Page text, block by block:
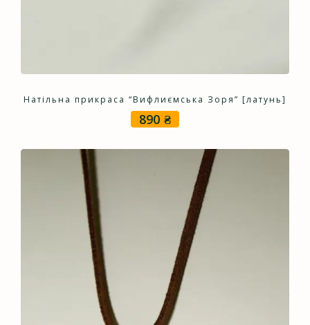
Натільна прикраса “Вифлиємська Зоря” [латунь]
890 ₴